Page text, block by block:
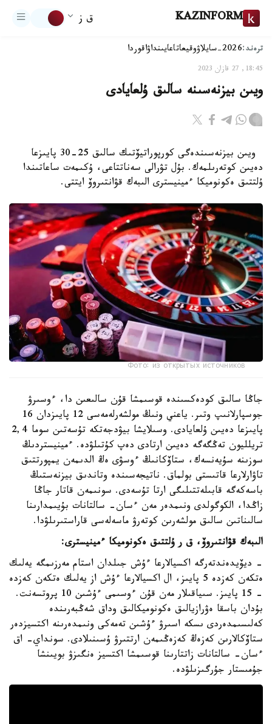
KAZINFORM ق ز
ترەند:2026-سايلاۋ وقيعاتاعايىنداۋاقوردا
18:45, 27 قازان 2023
ويىن بيزنەسىنە سالىق ۇلعايادى
ويىن بيزنەسىندەگى كورپوراتيۆتىك سالىق 25-30 پايىزعا
دەيىن كوتەرىلمەك. بۇل تۋرالى سەناتتاعى، ۇكىمەت ساعاتىندا
ۇلتتىق ەكونوميكا ءمينيسترى الىبەك قۋانتىروۆ ايتتى.
Фото: из открытых источников
جاڭا سالىق كودەكسىندە قوسىمشا قۇن سالىعىن دا، ءوسىرۋ
جوسپارلانىپ وتىر. ياعني ونىڭ مولشەرلەمەسى 12 پايىزدان 16
پايىزعا دەيىن ۇلعايادى. وسىلايشا بيۋدجەتكە تۇسەتىن سوما 2,4
تريلليون تەڭگەگە دەيىن ارتادى دەپ كۇتىلۋدە. ءمينيستردىڭ
سوزىنە سۇيەنسەك، ستاۆكانىڭ ءوسۋى ەڭ الدىمەن يمپورتتىق
تاۋارلارعا قاتىستى بولماق. ناتيجەسىندە وتاندىق بيزنەستىڭ
باسەكەگە قابىلەتتىلىگى ارتا تۇسەدى. سونىمەن قاتار جاڭا
زاڭدا، الكوگولدى ونىمدەر مەن ءسان- سالتانات بۇيىمدارىنا
سالىناتىن سالىق مولشەرىن كوتەرۋ ماسەلەسى قاراستىرىلۋدا.
الىبەك قۋانتىروۆ، ق ر ۇلتتىق ەكونوميكا ءمينيسترى:
- ديۆيدەندتەرگە اكسيالارعا ءۇش جىلدان استام مەرزىمگە يەلىك
ەتكەن كەزدە 5 پايىز، ال اكسيالارعا ءۇش از يەلىك ەتكەن كەزدە
- 15 پايىز. سىياقىلار مەن قۇن ءوسىمى ءۇشىن 10 پروتسەنت.
بۇدان باسقا ەۋرازيالىق ەكونوميكالىق وداق شەڭبەرىندە
كەلىسىمدەردى ىسكە اسىرۋ ءۇشىن تەمەكى ونىمدەرىنە اكتسيزدەر
ستاۆكالارىن كەزەڭ كەزەڭىمەن ارتتىرۋ ۇسىنىلادى. سونداي- اق
ءسان- سالتانات زاتتارىنا قوسىمشا اكتسيز ەنگىزۋ بويىنشا
جۇمىستار جۇرگىزىلۋدە.